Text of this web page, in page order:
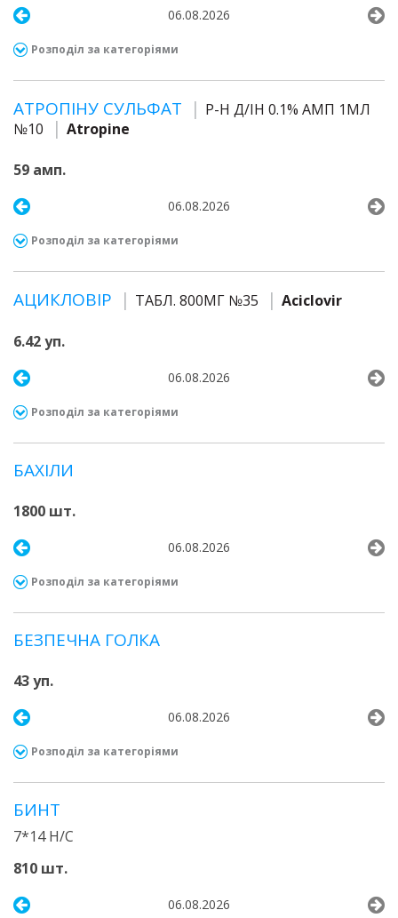
06.08.2026
Розподіл за категоріями
АТРОПІНУ СУЛЬФАТ
Р-Н Д/ІН 0.1% АМП 1МЛ
№10
Atropine
59 амп.
06.08.2026
Розподіл за категоріями
АЦИКЛОВІР ТАБЛ. 800МГ №35 Aciclovir
6.42 уп.
06.08.2026
Розподіл за категоріями
БАХІЛИ
1800 шт.
06.08.2026
Розподіл за категоріями
БЕЗПЕЧНА ГОЛКА
43 уп.
06.08.2026
Розподіл за категоріями
БИНТ
7*14 Н/С
810 шт.
06.08.2026